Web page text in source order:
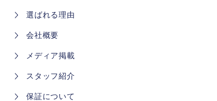
選ばれる理由
会社概要
メディア掲載
スタッフ紹介
保証について